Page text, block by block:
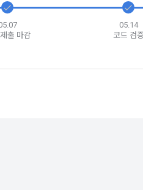
에게 통지함으로써 이용계약이 성립된
로 회원 ID를 변경할 수 없다.
이 생길 수 있다.
출 마감
05.14
코드 검증